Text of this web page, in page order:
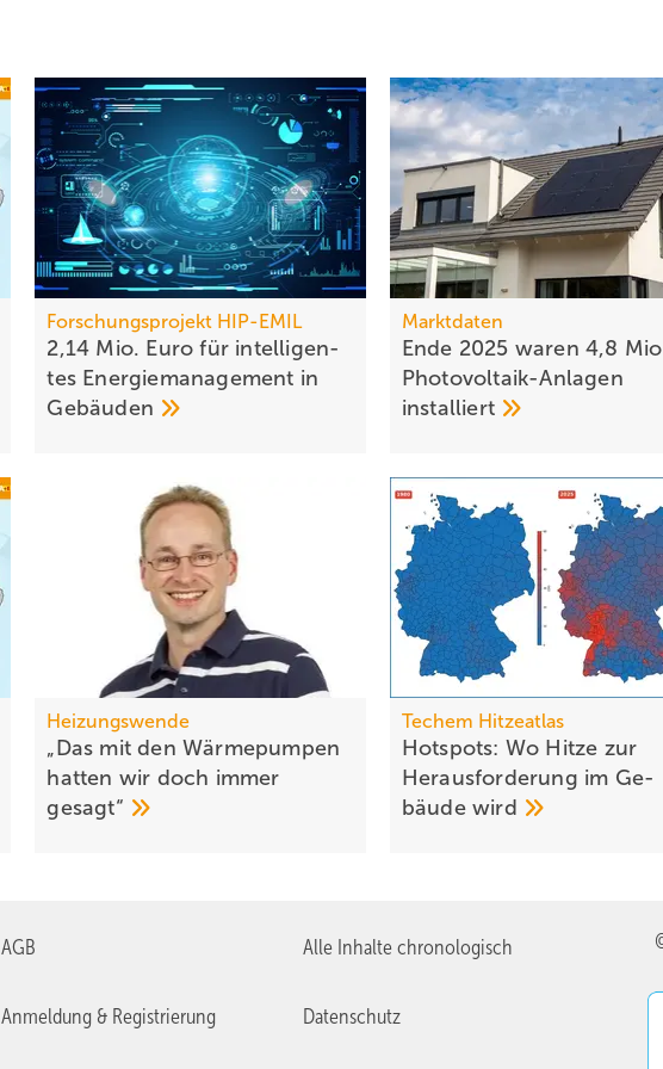
Forschungsprojekt HIP-EMIL
2,14 Mio. Euro für intel­li­gen­
tes Ener­gie­ma­nage­ment in
Gebäuden
Marktdaten
Ende 2025 waren 4,8
Photovoltaik-Anlagen
installiert
Heizungswende
„Das mit den Wärme­pumpen
hatten wir doch immer
gesagt“
Techem Hitzeatlas
Hotspots: Wo Hitze zur
Heraus­for­de­rung im Ge­
bäudewird
AGB Alle Inhalte chronologisch
Anmeldung & Registrierung Datenschutz